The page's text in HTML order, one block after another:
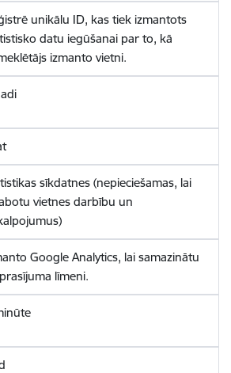
unikālu ID, kas tiek izmantots
datu iegūšanai par to, kā
izmanto vietni.
sīkdatnes (nepieciešamas, lai
vietnes darbību un
Google Analytics, lai samazinātu
līmeni.